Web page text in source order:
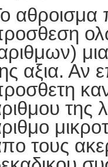
αθροισμα
αξια. Αν
της
τους